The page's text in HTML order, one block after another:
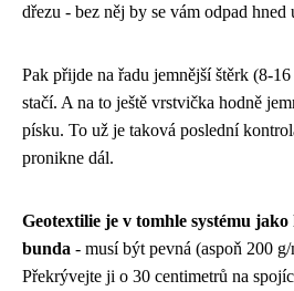
dřezu - bez něj by se vám odpad hned
Pak přijde na řadu jemnější štěrk (8-
stačí. A na to ještě vrstvička hodně
písku. To už je taková poslední
pronikne dál.
Geotextilie je v tomhle systému
bunda - musí být pevná (aspoň 200 g/
Překrývejte ji o 30 centimetrů na